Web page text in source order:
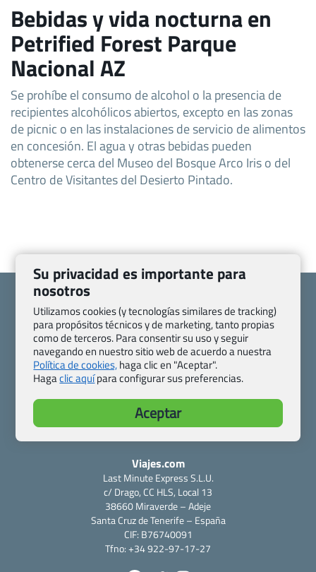
Bebidas y vida nocturna en
Petrified Forest Parque
Nacional AZ
Se prohíbe el consumo de alcohol o la presencia de
recipientes alcohólicos abiertos, excepto en las zonas
de picnic o en las instalaciones de servicio de alimentos
en concesión. El agua y otras bebidas pueden
obtenerse cerca del Museo del Bosque Arco Iris o del
Centro de Visitantes del Desierto Pintado.
Quienes somos
Contacto
Pasaporte, Visado, Salud y otras disposiciones específicas
Blog de Viajes.com
Registro de agencias
Preguntas frecuentes
Condiciones generales
Política de privacidad y cookies
Viajes.com
Last Minute Express S.L.U.
c/ Drago, CC HLS, Local 13
38660 Miraverde – Adeje
Santa Cruz de Tenerife – España
CIF: B76740091
Tfno: +34 922-97-17-27
Su privacidad es importante para
nosotros
Utilizamos cookies (y tecnologías similares de tracking)
para propósitos técnicos y de marketing, tanto propias
como de terceros. Para consentir su uso y seguir
navegando en nuestro sitio web de acuerdo a nuestra
Política de cookies,haga clic en "Aceptar".
Hagaclic aquípara configurar sus preferencias.
Aceptar